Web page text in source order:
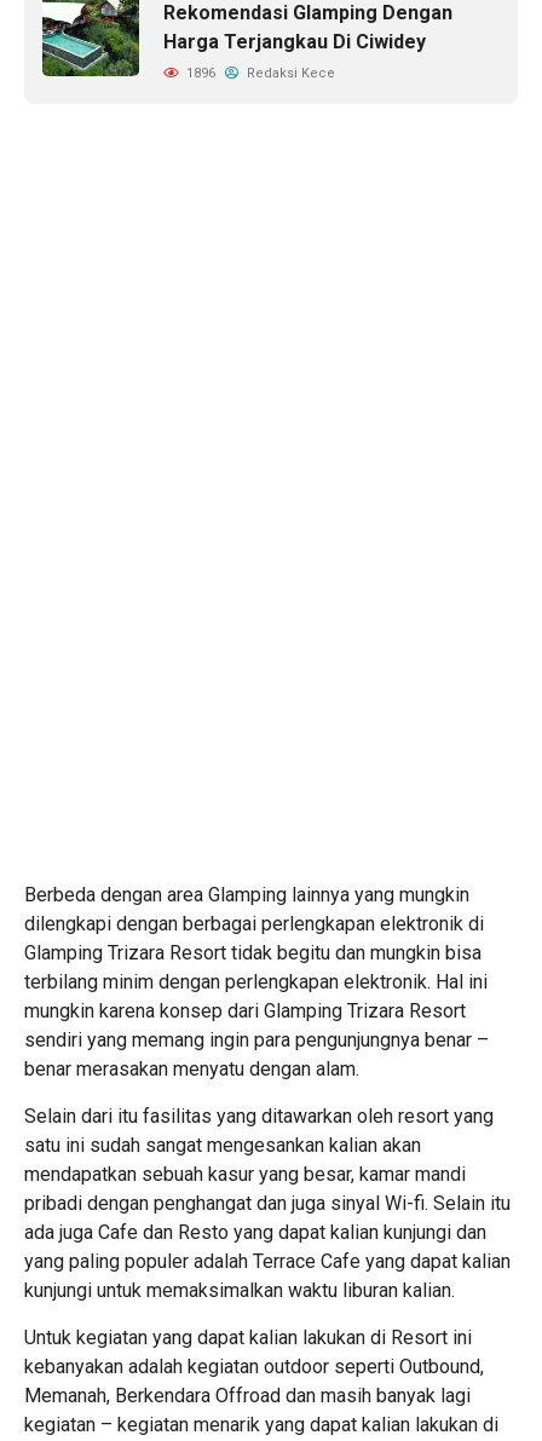
Rekomendasi Glamping Dengan
Harga Terjangkau Di Ciwidey
1896 Redaksi Kece
Berbeda dengan area Glamping lainnya yang mungkin
dilengkapi dengan berbagai perlengkapan elektronik di
Glamping Trizara Resort tidak begitu dan mungkin bisa
terbilang minim dengan perlengkapan elektronik. Hal ini
mungkin karena konsep dari Glamping Trizara Resort
sendiri yang memang ingin para pengunjungnya benar –
benar merasakan menyatu dengan alam.
Selain dari itu fasilitas yang ditawarkan oleh resort yang
satu ini sudah sangat mengesankan kalian akan
mendapatkan sebuah kasur yang besar, kamar mandi
pribadi dengan penghangat dan juga sinyal Wi-fi. Selain itu
ada juga Cafe dan Resto yang dapat kalian kunjungi dan
yang paling populer adalah Terrace Cafe yang dapat kalian
kunjungi untuk memaksimalkan waktu liburan kalian.
Untuk kegiatan yang dapat kalian lakukan di Resort ini
kebanyakan adalah kegiatan outdoor seperti Outbound,
Memanah, Berkendara Offroad dan masih banyak lagi
kegiatan – kegiatan menarik yang dapat kalian lakukan di